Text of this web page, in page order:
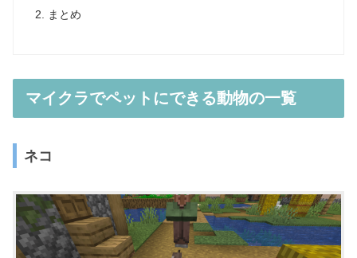
まとめ
マイクラでペットにできる動物の一覧
ネコ